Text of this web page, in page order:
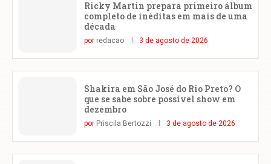
Ricky Martin prepara primeiro álbum
completo de inéditas em mais de uma
década
por redacao 3 de agosto de 2026
Shakira em São José do Rio Preto? O
que se sabe sobre possível show em
dezembro
por Priscila Bertozzi 3 de agosto de 2026